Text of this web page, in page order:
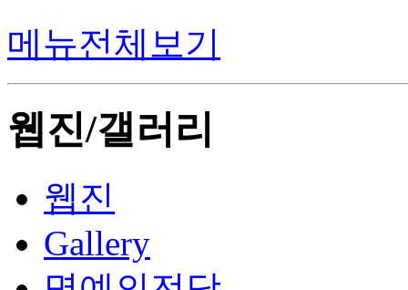
메뉴전체보기
웹진/갤러리
웹진
Gallery